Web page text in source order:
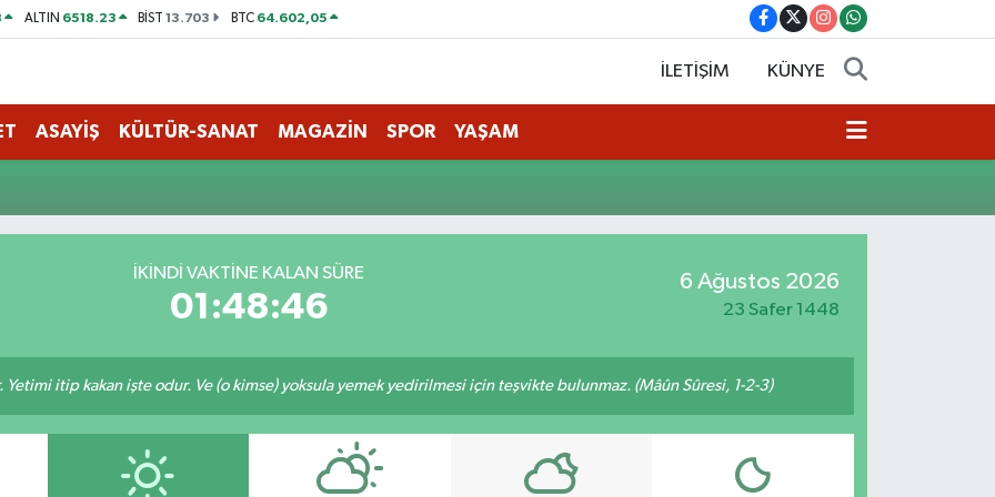
ALTIN 6518.23 BİST13.703 BTC 64.602,05
İLETİŞİM KÜNYE
ASAYİŞ KÜLTÜR-SANAT MAGAZİN SPOR YAŞAM
İKINDI VAKTINE KALAN SÜRE
01:48:46
6 Ağustos 2026
23 Safer 1448
itip kakan işte odur. Ve (o kimse) yoksula yemek yedirilmesi için teşvikte bulunmaz. (Mâûn Sûresi, 1-2-3)